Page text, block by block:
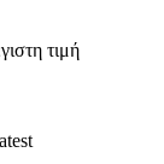
τιμή